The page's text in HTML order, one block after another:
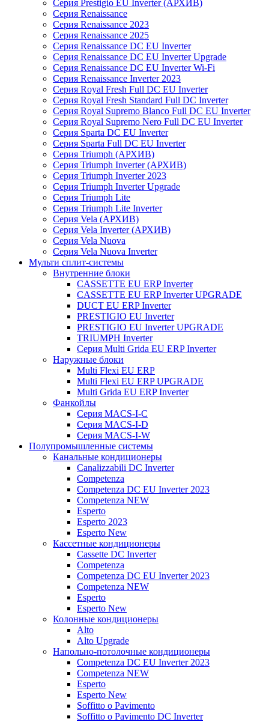
Серия Prestigio EU Inverter (АРХИВ)
Серия Renaissance
Серия Renaissance 2023
Серия Renaissance 2025
Серия Renaissance DC EU Inverter
Серия Renaissance DC EU Inverter Upgrade
Серия Renaissance DC EU Inverter Wi-Fi
Серия Renaissance Inverter 2023
Серия Royal Fresh Full DC EU Inverter
Серия Royal Fresh Standard Full DC Inverter
Серия Royal Supremo Blanco Full DC EU Inverter
Серия Royal Supremo Nero Full DC EU Inverter
Серия Sparta DC EU Inverter
Серия Sparta Full DC EU Inverter
Серия Triumph (АРХИВ)
Серия Triumph Inverter (АРХИВ)
Серия Triumph Inverter 2023
Серия Triumph Inverter Upgrade
Серия Triumph Lite
Серия Triumph Lite Inverter
Серия Vela (АРХИВ)
Серия Vela Inverter (АРХИВ)
Серия Vela Nuova
Серия Vela Nuova Inverter
Мульти сплит-системы
Внутренние блоки
CASSETTE EU ERP Inverter
CASSETTE EU ERP Inverter UPGRADE
DUCT EU ERP Inverter
PRESTIGIO EU Inverter
PRESTIGIO EU Inverter UPGRADE
TRIUMPH Inverter
Серия Multi Grida EU ERP Inverter
Наружные блоки
Multi Flexi EU ERP
Multi Flexi EU ERP UPGRADE
Multi Grida EU ERP Inverter
Фанкойлы
Серия MACS-I-C
Серия MACS-I-D
Серия MACS-I-W
Полупромышленные системы
Канальные кондиционеры
Canalizzabili DC Inverter
Competenza
Competenza DC EU Inverter 2023
Competenza NEW
Esperto
Esperto 2023
Esperto New
Кассетные кондиционеры
Cassette DC Inverter
Competenza
Competenza DC EU Inverter 2023
Competenza NEW
Esperto
Esperto New
Колонные кондиционеры
Alto
Alto Upgrade
Напольно-потолочные кондиционеры
Competenza DC EU Inverter 2023
Competenza NEW
Esperto
Esperto New
Soffitto o Pavimento
Soffitto o Pavimento DC Inverter